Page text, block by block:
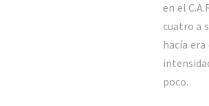
en el
cuatro a
hacía
poco.